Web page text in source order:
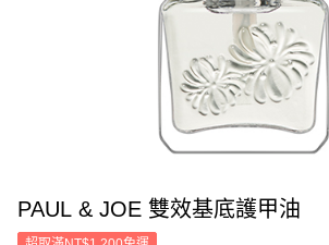
PAUL & JOE 雙效基底護甲油